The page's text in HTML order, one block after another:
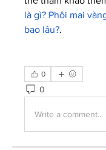
là gì? Phôi mai
bao lâu?.
0
0
Write a comment...